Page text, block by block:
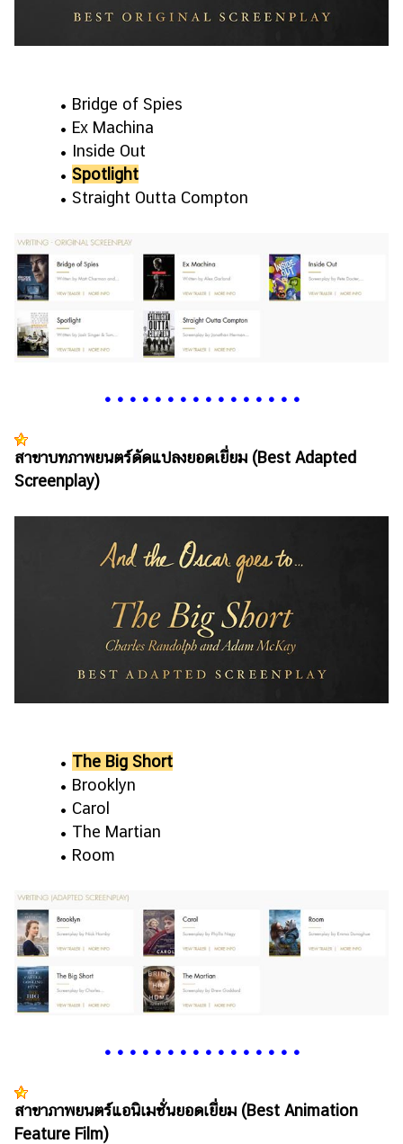
• Bridge of Spies
• Ex Machina
• Inside Out
• Spotlight
• Straight Outta Compton
• • • • • • • • • • • • • • • •
สาขาบทภาพยนตร์ดัดแปลงยอดเยี่ยม (Best Adapted
Screenplay)
• The Big Short
• Brooklyn
• Carol
• The Martian
• Room
• • • • • • • • • • • • • • • •
สาขาภาพยนตร์แอนิเมชั่นยอดเยี่ยม (Best Animation
Feature Film)